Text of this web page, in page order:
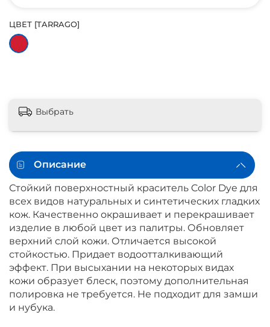
ЦВЕТ [TARRAGO]
Выбрать
Описание
Стойкий поверхностный краситель Color Dye для
всех видов натуральных и синтетических гладких
кож. Качественно окрашивает и перекрашивает
изделие в любой цвет из палитры. Обновляет
верхний слой кожи. Отличается высокой
стойкостью. Придает водоотталкивающий
эффект. При высыхании на некоторых видах
кожи образует блеск, поэтому дополнительная
полировка не требуется. Не подходит для замши
и нубука.